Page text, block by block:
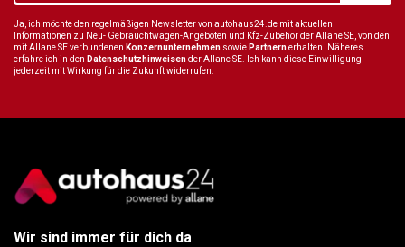
Ja, ich möchte den regelmäßigen Newsletter von autohaus24.de mit aktuellen
Informationen zu Neu- Gebrauchtwagen-Angeboten und Kfz-Zubehör der Allane SE, von den
mit Allane SE verbundenen Konzernunternehmen sowie Partnernerhalten. Näheres
erfahre ich in den Datenschutzhinweisender Allane SE. Ich kann diese Einwilligung
jederzeit mit Wirkung für die Zukunft widerrufen.
Wir sind immer für dich da